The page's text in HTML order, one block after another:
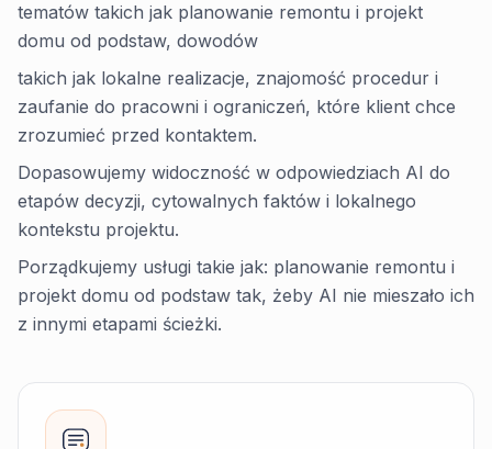
tematów takich jak planowanie remontu i projekt
domu od podstaw, dowodów
takich jak lokalne realizacje, znajomość procedur i
zaufanie do pracowni i ograniczeń, które klient chce
zrozumieć przed kontaktem.
Dopasowujemy widoczność w odpowiedziach AI do
etapów decyzji, cytowalnych faktów i lokalnego
kontekstu projektu.
Porządkujemy usługi takie jak: planowanie remontu i
projekt domu od podstaw tak, żeby AI nie mieszało ich
z innymi etapami ścieżki.